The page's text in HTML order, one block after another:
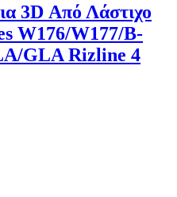
3D Από Λάστιχο
W176/W177/Β-
GLA Rizline 4